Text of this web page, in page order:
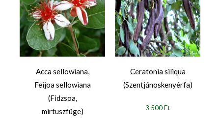
Acca sellowiana,
Feijoa sellowiana
(Fidzsoa,
mirtuszfüge)
Ceratonia siliqua
(Szentjánoskenyérfa)
3 500 Ft